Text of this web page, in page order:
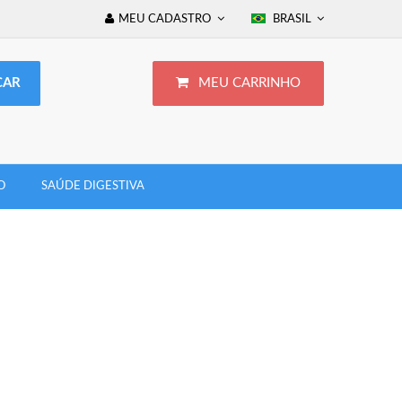
BRASIL
MEU CADASTRO
MEU CARRINHO
SAÚDE DIGESTIVA